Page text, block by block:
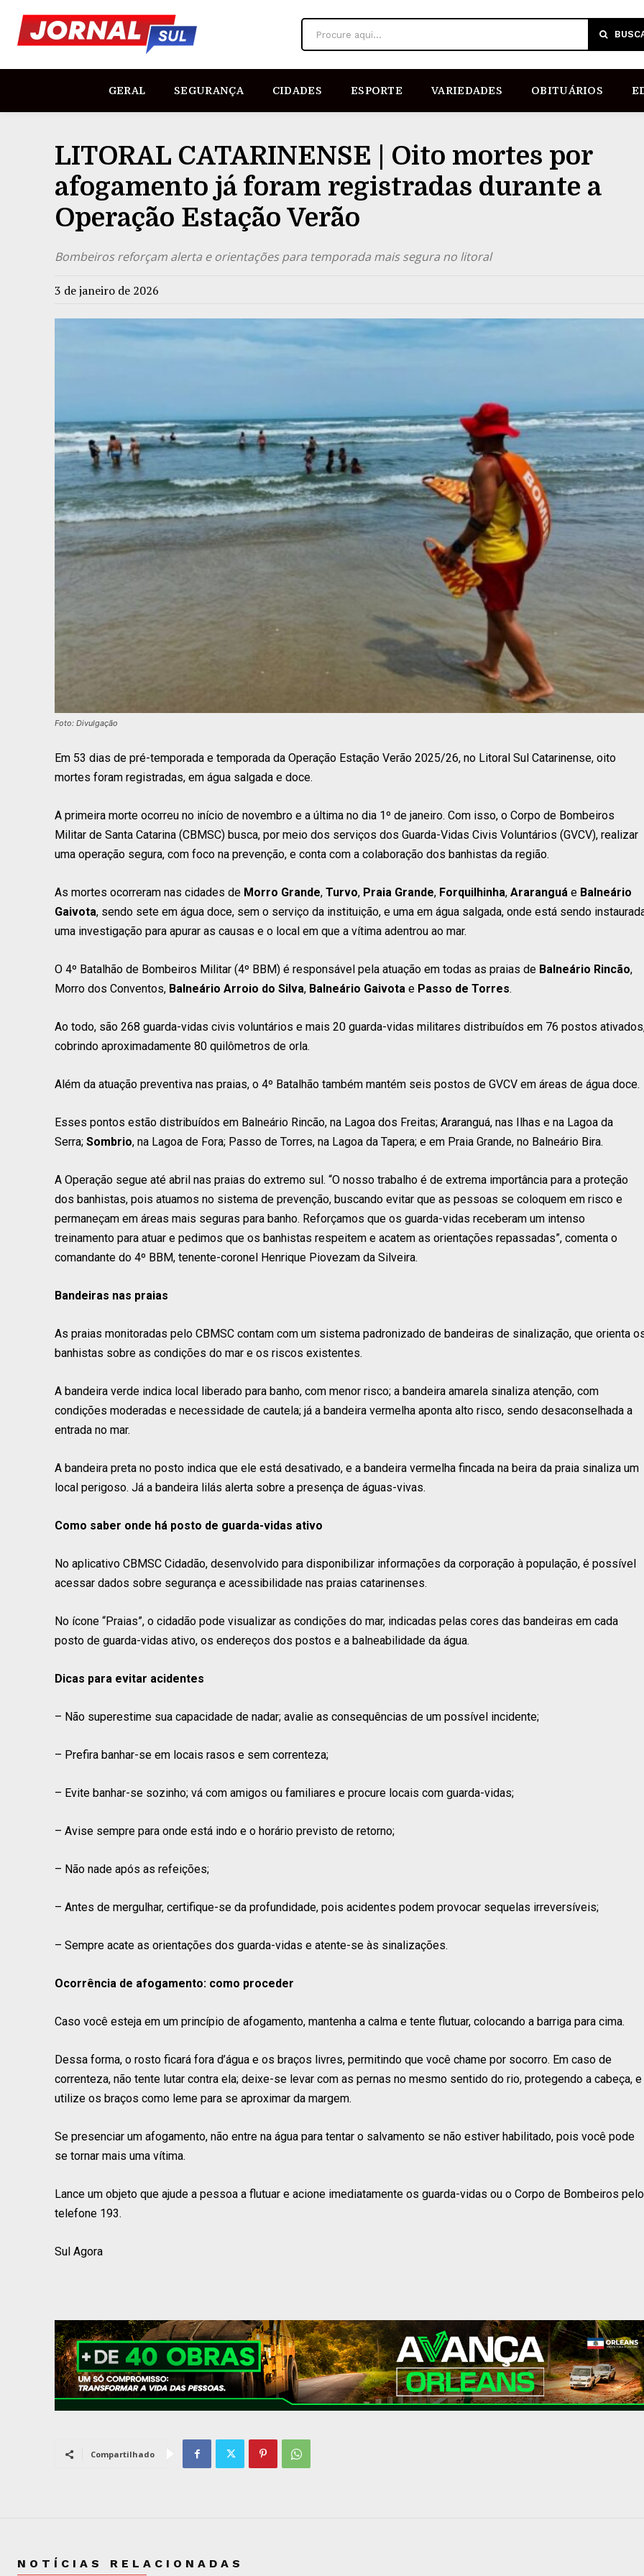
Procure aqui...
GERAL SEGURANÇA CIDADES ESPORTE VARIEDADES OBITUÁRIOS
LITORAL CATARINENSE | Oito mortes por
afogamento já foram registradas durante a
Operação Estação Verão
Bombeiros reforçam alerta e orientações para temporada mais segura no litoral
3 de janeiro de 2026
Foto: Divulgação
Em 53 dias de pré-temporada e temporada da Operação Estação Verão 2025/26, no Litoral Sul Catarinense, oito
mortes foram registradas, em água salgada e doce.
A primeira morte ocorreu no início de novembro e a última no dia 1º de janeiro. Com isso, o Corpo de Bombeiros
Militar de Santa Catarina (CBMSC) busca, por meio dos serviços dos Guarda-Vidas Civis Voluntários (GVCV), realizar
uma operação segura, com foco na prevenção, e conta com a colaboração dos banhistas da região.
As mortes ocorreram nas cidades de Morro Grande, Turvo, Praia Grande, Forquilhinha, Araranguá e Balneário
Gaivota, sendo sete em água doce, sem o serviço da instituição, e uma em água salgada, onde está sendo
uma investigação para apurar as causas e o local em que a vítima adentrou ao mar.
O 4º Batalhão de Bombeiros Militar (4º BBM) é responsável pela atuação em todas as praias de Balneário Rincão,
Morro dos Conventos, Balneário Arroio do Silva, Balneário Gaivota e Passo de Torres.
Ao todo, são 268 guarda-vidas civis voluntários e mais 20 guarda-vidas militares distribuídos em 76 postos
cobrindo aproximadamente 80 quilômetros de orla.
Além da atuação preventiva nas praias, o 4º Batalhão também mantém seis postos de GVCV em áreas de água doce.
Esses pontos estão distribuídos em Balneário Rincão, na Lagoa dos Freitas; Araranguá, nas Ilhas e na Lagoa da
Serra; Sombrio, na Lagoa de Fora; Passo de Torres, na Lagoa da Tapera; e em Praia Grande, no Balneário Bira.
A Operação segue até abril nas praias do extremo sul. “O nosso trabalho é de extrema importância para a proteção
dos banhistas, pois atuamos no sistema de prevenção, buscando evitar que as pessoas se coloquem em risco e
permaneçam em áreas mais seguras para banho. Reforçamos que os guarda-vidas receberam um intenso
treinamento para atuar e pedimos que os banhistas respeitem e acatem as orientações repassadas”, comenta o
comandante do 4º BBM, tenente-coronel Henrique Piovezam da Silveira.
Bandeiras nas praias
As praias monitoradas pelo CBMSC contam com um sistema padronizado de bandeiras de sinalização, que orienta
banhistas sobre as condições do mar e os riscos existentes.
A bandeira verde indica local liberado para banho, com menor risco; a bandeira amarela sinaliza atenção, com
condições moderadas e necessidade de cautela; já a bandeira vermelha aponta alto risco, sendo desaconselhada a
entrada no mar.
A bandeira preta no posto indica que ele está desativado, e a bandeira vermelha fincada na beira da praia sinaliza um
local perigoso. Já a bandeira lilás alerta sobre a presença de águas-vivas.
Como saber onde há posto de guarda-vidas ativo
No aplicativo CBMSC Cidadão, desenvolvido para disponibilizar informações da corporação à população, é possível
acessar dados sobre segurança e acessibilidade nas praias catarinenses.
No ícone “Praias”, o cidadão pode visualizar as condições do mar, indicadas pelas cores das bandeiras em cada
posto de guarda-vidas ativo, os endereços dos postos e a balneabilidade da água.
Dicas para evitar acidentes
– Não superestime sua capacidade de nadar; avalie as consequências de um possível incidente;
– Prefira banhar-se em locais rasos e sem correnteza;
– Evite banhar-se sozinho; vá com amigos ou familiares e procure locais com guarda-vidas;
– Avise sempre para onde está indo e o horário previsto de retorno;
– Não nade após as refeições;
– Antes de mergulhar, certifique-se da profundidade, pois acidentes podem provocar sequelas irreversíveis;
– Sempre acate as orientações dos guarda-vidas e atente-se às sinalizações.
Ocorrência de afogamento: como proceder
Caso você esteja em um princípio de afogamento, mantenha a calma e tente flutuar, colocando a barriga para cima.
Dessa forma, o rosto ficará fora d’água e os braços livres, permitindo que você chame por socorro. Em caso de
correnteza, não tente lutar contra ela; deixe-se levar com as pernas no mesmo sentido do rio, protegendo a cabeça, e
utilize os braços como leme para se aproximar da margem.
Se presenciar um afogamento, não entre na água para tentar o salvamento se não estiver habilitado, pois você pode
se tornar mais uma vítima.
Lance um objeto que ajude a pessoa a flutuar e acione imediatamente os guarda-vidas ou o Corpo de Bombeiros pelo
telefone 193.
Sul Agora
Compartilhado
NOTÍCIAS RELACIONADAS